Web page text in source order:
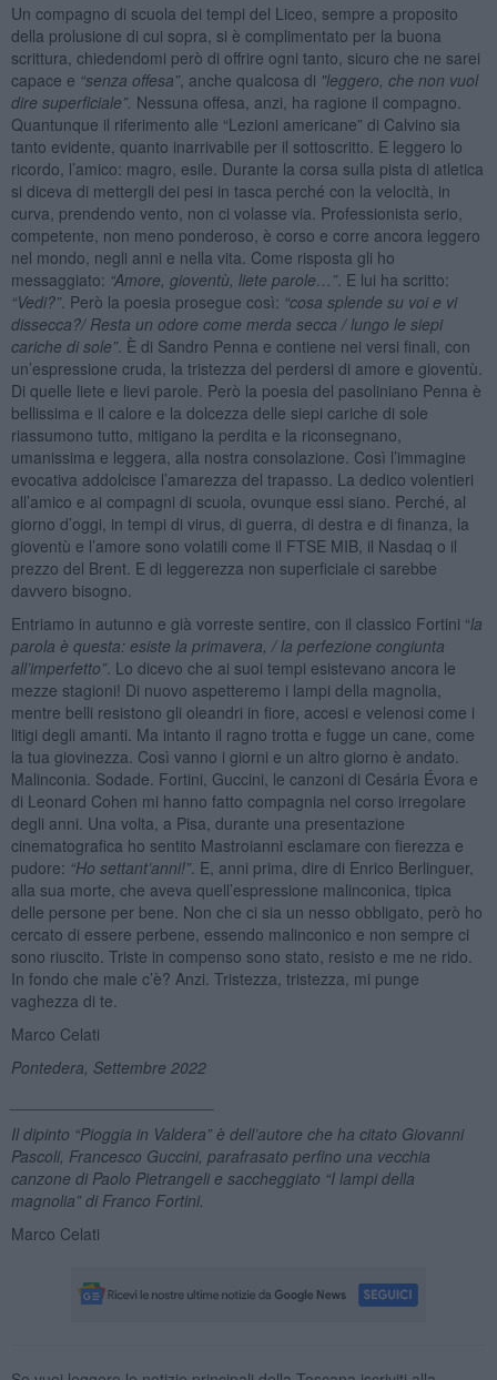
Un compagno di scuola dei tempi del Liceo, sempre a proposito
della prolusione di cui sopra, si è complimentato per la buona
scrittura, chiedendomi però di offrire ogni tanto, sicuro che ne sarei
capace e “senza offesa”, anche qualcosa di "leggero, che non vuol
dire superficiale”. Nessuna offesa, anzi, ha ragione il compagno.
Quantunque il riferimento alle “Lezioni americane” di Calvino sia
tanto evidente, quanto inarrivabile per il sottoscritto. E leggero lo
ricordo, l’amico: magro, esile. Durante la corsa sulla pista di atletica
si diceva di mettergli dei pesi in tasca perché con la velocità, in
curva, prendendo vento, non ci volasse via. Professionista serio,
competente, non meno ponderoso, è corso e corre ancora leggero
nel mondo, negli anni e nella vita. Come risposta gli ho
messaggiato: “Amore, gioventù, liete parole…”. E lui ha scritto:
“Vedi?”. Però la poesia prosegue così: “cosa splende su voi e vi
dissecca?/ Resta un odore come merda secca / lungo le siepi
cariche di sole”. È di Sandro Penna e contiene nei versi finali, con
un’espressione cruda, la tristezza del perdersi di amore e gioventù.
Di quelle liete e lievi parole. Però la poesia del pasoliniano Penna è
bellissima e il calore e la dolcezza delle siepi cariche di sole
riassumono tutto, mitigano la perdita e la riconsegnano,
umanissima e leggera, alla nostra consolazione. Così l’immagine
evocativa addolcisce l’amarezza del trapasso. La dedico volentieri
all’amico e ai compagni di scuola, ovunque essi siano. Perché, al
giorno d’oggi, in tempi di virus, di guerra, di destra e di finanza, la
gioventù e l’amore sono volatili come il FTSE MIB, il Nasdaq o il
prezzo del Brent. E di leggerezza non superficiale ci sarebbe
davvero bisogno.
Entriamo in autunno e già vorreste sentire, con il classico Fortini “la
parola è questa: esiste la primavera, / la perfezione congiunta
all’imperfetto”. Lo dicevo che ai suoi tempi esistevano ancora le
mezze stagioni! Di nuovo aspetteremo i lampi della magnolia,
mentre belli resistono gli oleandri in fiore, accesi e velenosi come i
litigi degli amanti. Ma intanto il ragno trotta e fugge un cane, come
la tua giovinezza. Così vanno i giorni e un altro giorno è andato.
Malinconia. Sodade. Fortini, Guccini, le canzoni di Cesária Évora e
di Leonard Cohen mi hanno fatto compagnia nel corso irregolare
degli anni. Una volta, a Pisa, durante una presentazione
cinematografica ho sentito Mastroianni esclamare con fierezza e
pudore: “Ho settant’anni!”. E, anni prima, dire di Enrico Berlinguer,
alla sua morte, che aveva quell’espressione malinconica, tipica
delle persone per bene. Non che ci sia un nesso obbligato, però ho
cercato di essere perbene, essendo malinconico e non sempre ci
sono riuscito. Triste in compenso sono stato, resisto e me ne rido.
In fondo che male c’è? Anzi. Tristezza, tristezza, mi punge
vaghezza di te.
Marco Celati
Pontedera, Settembre 2022
Il dipinto “Pioggia in Valdera” è dell’autore che ha citato Giovanni
Pascoli, Francesco Guccini, parafrasato perfino una vecchia
canzone di Paolo Pietrangeli e saccheggiato “I lampi della
magnolia” di Franco Fortini.
Marco Celati